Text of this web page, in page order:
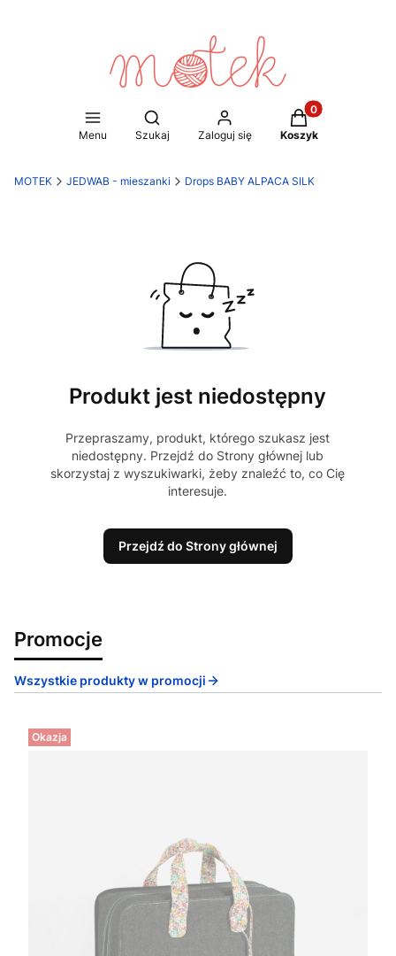
Menu
Otwórz wyszukiwarkę
Szukaj Zaloguj się
Produkty w
Koszyk
MOTEK JEDWAB - mieszanki Drops BABY ALPACA SILK
Produkt jest niedostępny
Przepraszamy, produkt, którego szukasz jest
niedostępny. Przejdź do Strony głównej lub
skorzystaj z wyszukiwarki, żeby znaleźć to, co Cię
interesuje.
Przejdź do Strony głównej
Promocje
Wszystkie produkty w promocji
Okazja